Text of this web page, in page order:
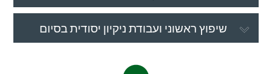
שיפוץ ראשוני ועבודת ניקיון יסודית בסיום